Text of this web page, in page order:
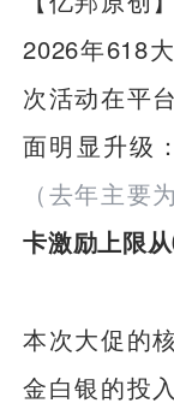
2026年618
次活动在平
面明显升级：
（去年主要
卡激励上限
本次大促的
金白银的投